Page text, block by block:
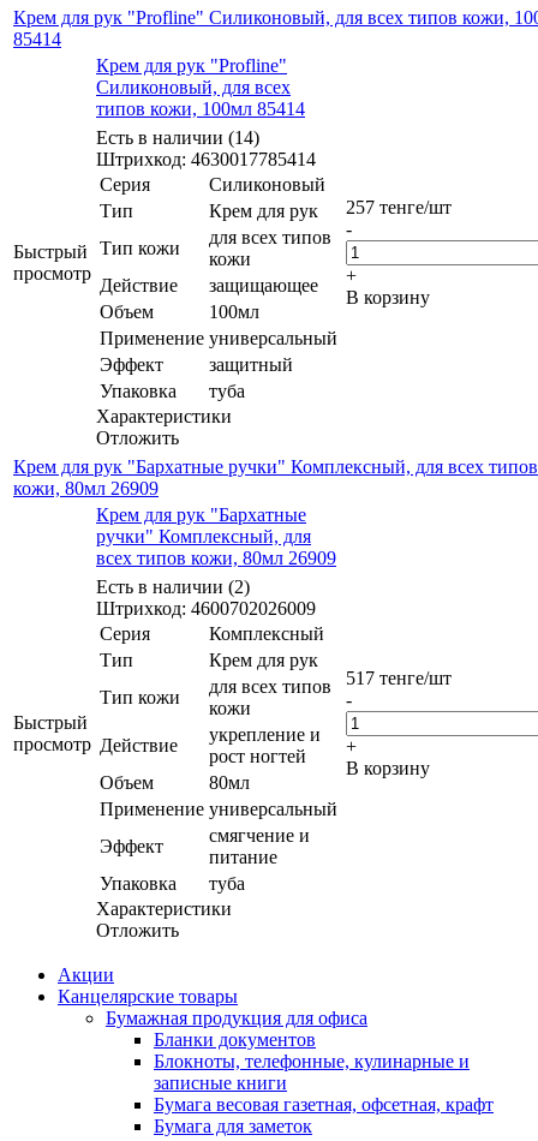
Крем для рук "Profline" Силиконовый, для всех типов кожи,
85414
Быстрый
просмотр
Крем для рук "Profline"
Силиконовый, для всех
типов кожи, 100мл 85414
Есть в наличии (14)
Штрихкод: 4630017785414
Серия
Силиконовый
Тип
Крем для рук
Тип кожи
для всех типов
кожи
Действие
защищающее
Объем
100мл
Применение универсальный
Эффект
защитный
Упаковка
туба
Характеристики
Отложить
257 тенге/шт
-
+
В корзину
Крем для рук "Бархатные ручки" Комплексный, для всех типов
кожи, 80мл 26909
Быстрый
просмотр
Крем для рук "Бархатные
ручки" Комплексный, для
всех типов кожи, 80мл 26909
Есть в наличии (2)
Штрихкод: 4600702026009
Серия
Комплексный
Тип
Крем для рук
Тип кожи
для всех типов
кожи
Действие
укрепление и
рост ногтей
Объем
80мл
Применение универсальный
Эффект
смягчение и
питание
Упаковка
туба
Характеристики
Отложить
517 тенге/шт
-
+
В корзину
Акции
Канцелярские товары
Бумажная продукция для офиса
Бланки документов
Блокноты, телефонные, кулинарные и
записные книги
Бумага весовая газетная, офсетная, крафт
Бумага для заметок